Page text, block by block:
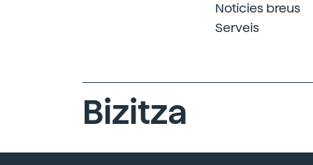
Notícies breus
Serveis
Bizitza